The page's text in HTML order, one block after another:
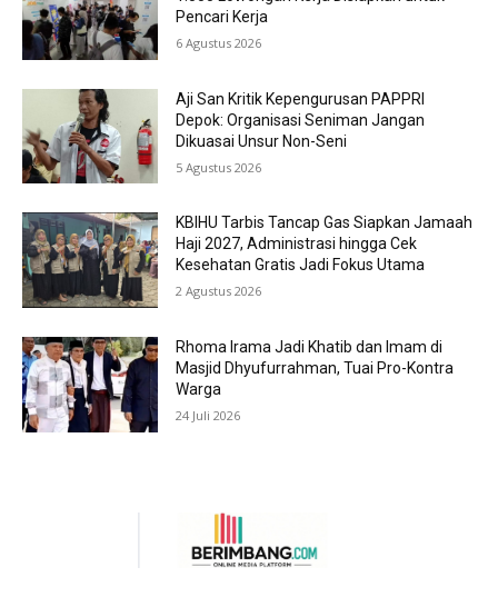
Pencari Kerja
6 Agustus 2026
Aji San Kritik Kepengurusan PAPPRI
Depok: Organisasi Seniman Jangan
Dikuasai Unsur Non-Seni
5 Agustus 2026
KBIHU Tarbis Tancap Gas Siapkan Jamaah
Haji 2027, Administrasi hingga Cek
Kesehatan Gratis Jadi Fokus Utama
2 Agustus 2026
Rhoma Irama Jadi Khatib dan Imam di
Masjid Dhyufurrahman, Tuai Pro-Kontra
Warga
24 Juli 2026